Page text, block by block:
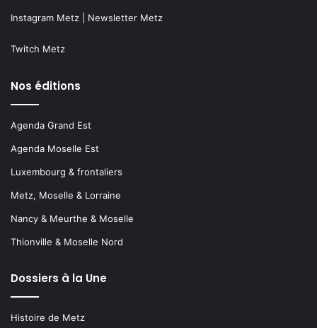
Instagram Metz Newsletter Metz
Twitch Metz
Nos éditions
Agenda Grand Est
Agenda Moselle Est
Luxembourg & frontaliers
Metz, Moselle & Lorraine
Nancy & Meurthe & Moselle
Thionville & Moselle Nord
Dossiers à la Une
Histoire de Metz